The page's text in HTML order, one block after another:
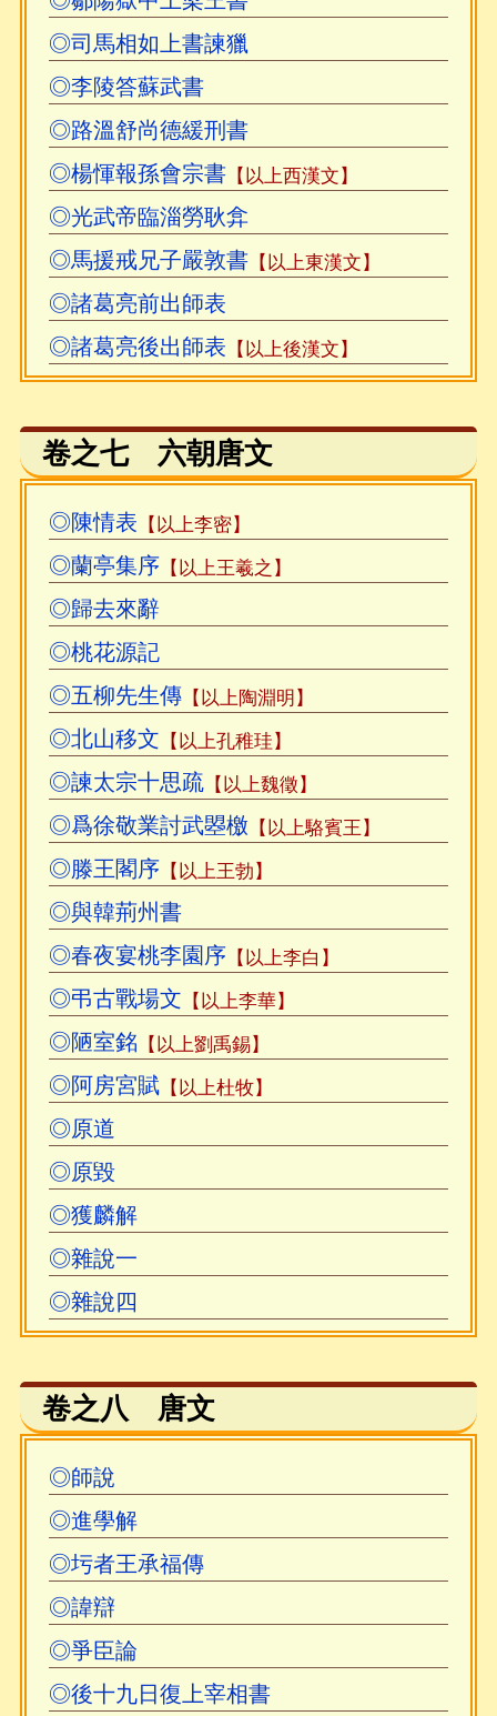
◎司馬相如上書諫獵
◎李陵答蘇武書
◎路溫舒尚德緩刑書
◎楊惲報孫會宗書【以上西漢文】
◎光武帝臨淄勞耿弇
◎馬援戒兄子嚴敦書【以上東漢文】
◎諸葛亮前出師表
◎諸葛亮後出師表 【以上後漢文】
卷之七 六朝唐文
◎陳情表 【以上李密】
◎蘭亭集序 【以上王羲之】
◎歸去來辭
◎桃花源記
◎五柳先生傳【以上陶淵明】
◎北山移文 【以上孔稚珪】
◎諫太宗十思疏【以上魏徵】
◎爲徐敬業討武曌檄 【以上駱賓王】
◎滕王閣序 【以上王勃】
◎與韓荊州書
◎春夜宴桃李園序 【以上李白】
◎弔古戰場文 【以上李華】
◎陋室銘 【以上劉禹錫】
◎阿房宮賦【以上杜牧】
◎原道
◎原毀
◎獲麟解
◎雜說一
◎雜說四
卷之八 唐文
◎師說
◎進學解
◎圬者王承福傳
◎諱辯
◎爭臣論
◎後十九日復上宰相書